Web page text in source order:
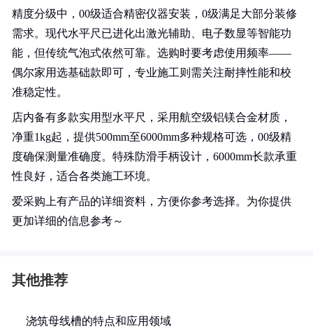
精度分级中，00级适合精密仪器安装，0级满足大部分装修
需求。现代水平尺已进化出激光辅助、电子数显等智能功
能，但传统气泡式依然可靠。选购时要考虑使用频率——
偶尔家用选基础款即可，专业施工则需关注耐摔性能和校
准稳定性。
店内备有多款实用型水平尺，采用航空级铝镁合金材质，
净重1kg起，提供500mm至6000mm多种规格可选，00级精
度确保测量准确度。特殊防滑手柄设计，6000mm长款承重
性良好，适合各类施工环境。
爱采购上有产品的详细资料，方便你参考选择。为你提供
更加详细的信息参考～
其他推荐
浇筑母线槽的特点和应用领域